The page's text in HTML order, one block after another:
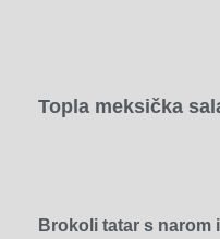
Topla meksička
Brokoli tatar s narom i